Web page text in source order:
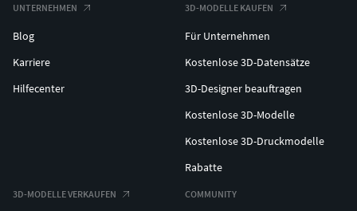
UNTERNEHMEN
Blog
Karriere
Hilfecenter
3D-MODELLE KAUFEN
Für Unternehmen
Kostenlose 3D-Datensätze
3D-Designer beauftragen
Kostenlose 3D-Modelle
Kostenlose 3D-Druckmodelle
Rabatte
3D-MODELLE VERKAUFEN COMMUNITY